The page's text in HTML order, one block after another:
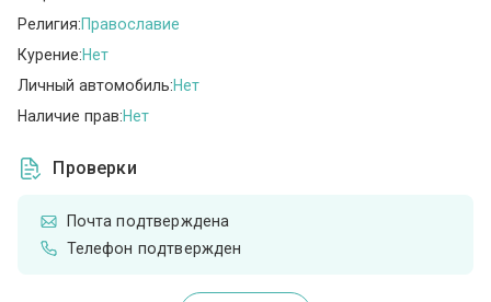
Религия:Православие
Курение:Нет
Личный автомобиль:Нет
Наличие прав:Нет
Проверки
Почта подтверждена
Телефон подтвержден